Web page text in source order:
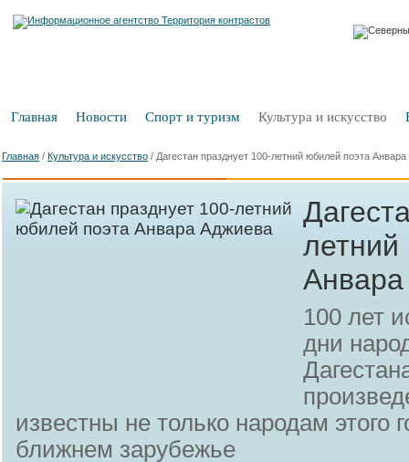
Главная Новости Спорт и туризм Культура и искусство
Главная / Культура и искусство / Дагестан празднует 100-летний юбилей поэта
летний
100 лет
дни
известны не только народам этого
ближнем зарубежье